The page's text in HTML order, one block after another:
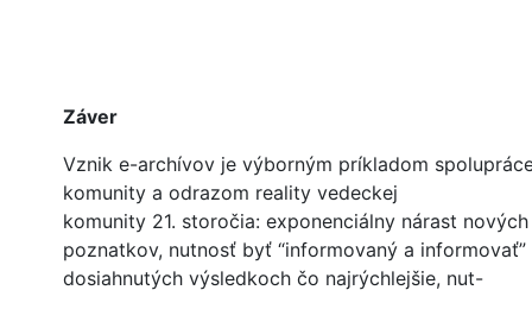
Záver
Vznik e-archívov je výborným príkladom
komunity a odrazom reality vedeckej
komunity 21. storočia: exponenciálny nárast
poznatkov, nutnosť byť “informovaný a informovať”
dosiahnutých výsledkoch čo najrýchlejšie, nut-